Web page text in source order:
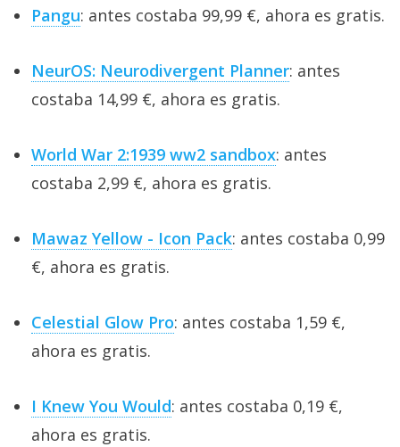
Pangu: antes costaba 99,99 €, ahora es gratis.
NeurOS: Neurodivergent Planner: antes
costaba 14,99 €, ahora es gratis.
World War 2:1939 ww2 sandbox: antes
costaba 2,99 €, ahora es gratis.
Mawaz Yellow - Icon Pack: antes costaba 0,99
€, ahora es gratis.
Celestial Glow Pro: antes costaba 1,59 €,
ahora es gratis.
I Knew You Would: antes costaba 0,19 €,
ahora es gratis.